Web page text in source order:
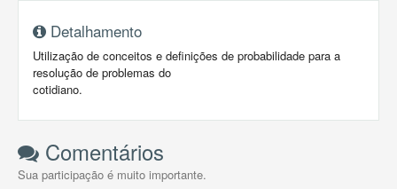
Detalhamento
Utilização de conceitos e definições de probabilidade para a
resolução de problemas do
cotidiano.
Comentários
Sua participação é muito importante.